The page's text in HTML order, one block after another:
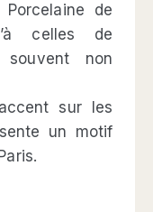
de
celles de
souvent non
sur les
un motif